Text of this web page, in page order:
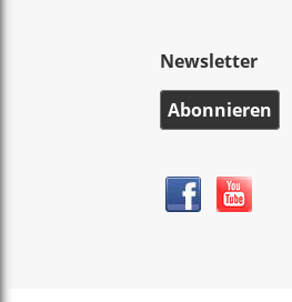
Newsletter
Abonnieren